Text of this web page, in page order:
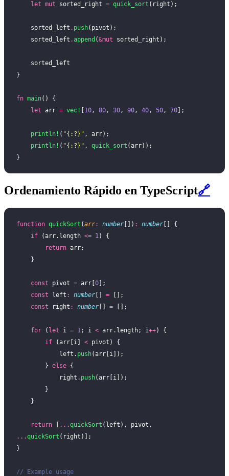
    let
mut sorted_right = quick_sort (right);
    sorted_left
. push(pivot);
    sorted_left
.append (&mut sorted_right);
    sorted_left
}
fn main() {
    let
arr = vec! 10, 80, 30, 90, 40, 50, 70 ];
    println!
( "{:?}" , arr);
    println!
( "{:?}" , quick_sort (arr));
}
Ordenamiento Rápido en TypeScript🔗
function quickSort (arr: number []) : number [] {
    if
(arr.length <= 1) {
        return
arr;
    }
    const
pivot = arr[0];
    const
left : number [] = [];
    const
right : number [] = [];
    for
( let i = 1; i < arr.length; i++) {
        if
(arr[i] < pivot) {
            left.
push(arr[i]);
        }
else {
            right.
push(arr[i]);
        }
    }
    return
[ ...quickSort
...quickSort (right)];
}
// Example usage